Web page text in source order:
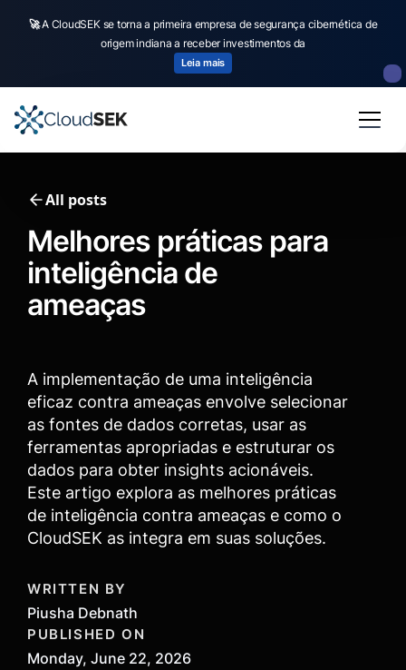
🚀CloudSEK becomes first Indian origin cybersecurity company to receive
investment fromUS statefund
Read more
All posts
Melhores práticas para
inteligência de
ameaças
A implementação de uma inteligência
eficaz contra ameaças envolve selecionar
as fontes de dados corretas, usar as
ferramentas apropriadas e estruturar os
dados para obter insights acionáveis.
Este artigo explora as melhores práticas
de inteligência contra ameaças e como o
CloudSEK as integra em suas soluções.
WRITTEN BY
Piusha Debnath
PUBLISHED ON
Monday, June 22, 2026